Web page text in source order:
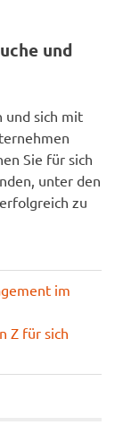
und
und sich mit
Sie für sich
unter den
zu
im
Z für sich